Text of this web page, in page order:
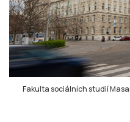
Fakulta sociálních studií